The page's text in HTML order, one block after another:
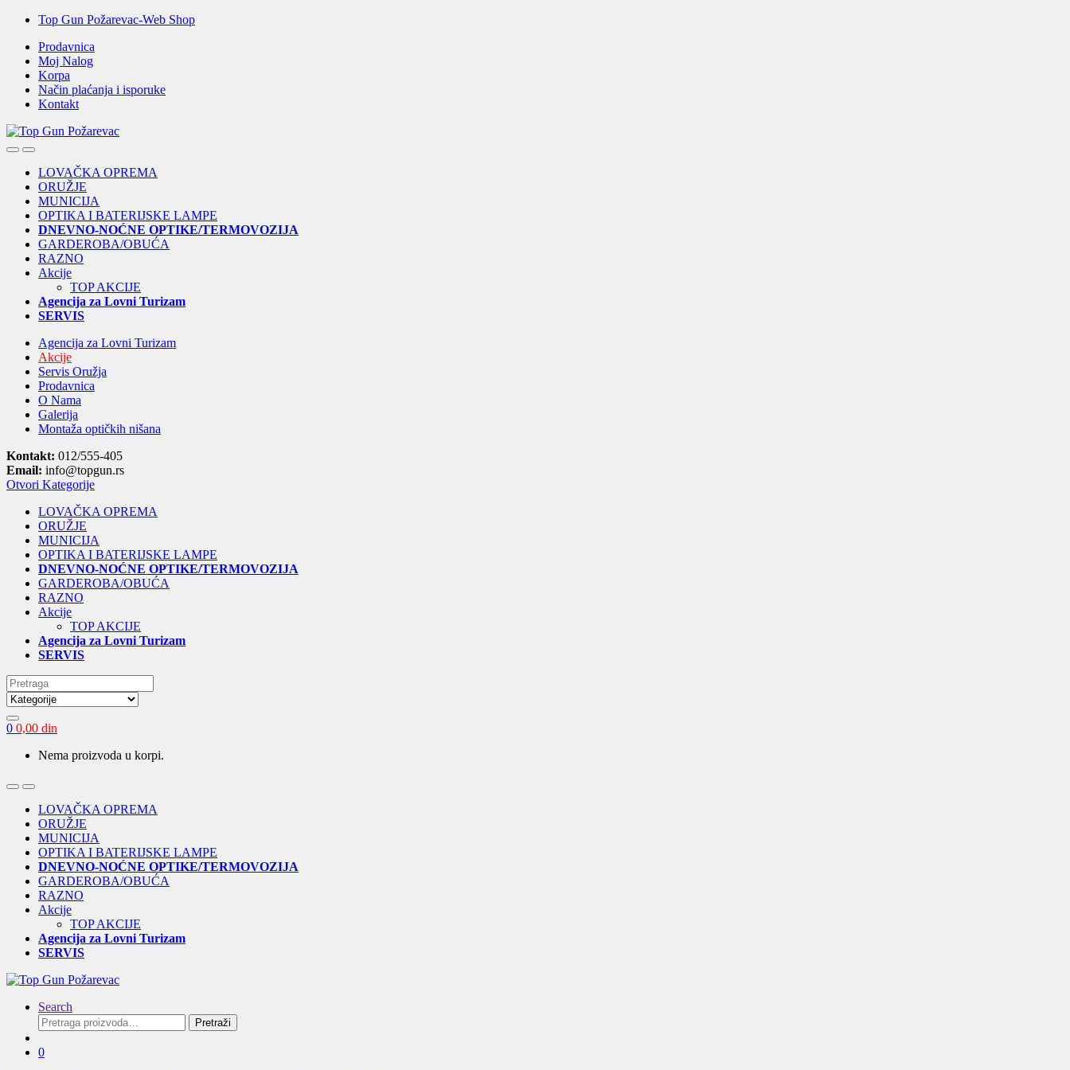
Skip
navigation
Skip
content
Top Gun Požarevac-Web Shop
Prodavnica
Moj Nalog
Korpa
Način plaćanja i isporuke
Kontakt
OpenClose
LOVAČKA OPREMA
ORUŽJE
MUNICIJA
OPTIKA I BATERIJSKE LAMPE
DNEVNO-NOĆNE OPTIKE/TERMOVOZIJA
GARDEROBA/OBUĆA
RAZNO
Akcije
TOP AKCIJE
Agencija za Lovni Turizam
SERVIS
Agencija za Lovni Turizam
Akcije
Servis Oružja
Prodavnica
O Nama
Galerija
Montaža optičkih nišana
Kontakt: 012/555-405
Email: info@topgun.rs
Otvori Kategorije
LOVAČKA OPREMA
ORUŽJE
MUNICIJA
OPTIKA I BATERIJSKE LAMPE
DNEVNO-NOĆNE OPTIKE/TERMOVOZIJA
GARDEROBA/OBUĆA
RAZNO
Akcije
TOP AKCIJE
Agencija za Lovni Turizam
SERVIS
Search
for:
0 0,00 din
Nema proizvoda u korpi.
OpenClose
LOVAČKA OPREMA
ORUŽJE
MUNICIJA
OPTIKA I BATERIJSKE LAMPE
DNEVNO-NOĆNE OPTIKE/TERMOVOZIJA
GARDEROBA/OBUĆA
RAZNO
Akcije
TOP AKCIJE
Agencija za Lovni Turizam
SERVIS
Search
Pretraga
za:
Pretraži
0